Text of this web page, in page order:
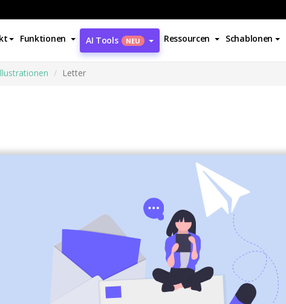
Funktionen AI Tools NEU Ressourcen Schablonen
Letter